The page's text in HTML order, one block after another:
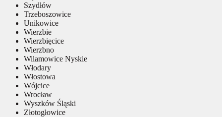
Szydłów
Trzeboszowice
Unikowice
Wierzbie
Wierzbięcice
Wierzbno
Wilamowice Nyskie
Włodary
Włostowa
Wójcice
Wrocław
Wyszków Śląski
Złotogłowice